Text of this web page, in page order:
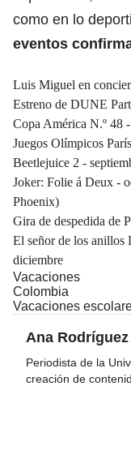
como en lo
eventos
Luis Miguel en
Estreno de DUNE
Copa América N.º 48
Juegos Olímpicos
Beetlejuice 2 -
Joker: Folie á Deux -
Phoenix)
Gira de despedida de
El señor de los anillos
diciembre
Vacaciones
Colombia
Vacaciones
Ana Rodríguez
Periodista de la
creación de